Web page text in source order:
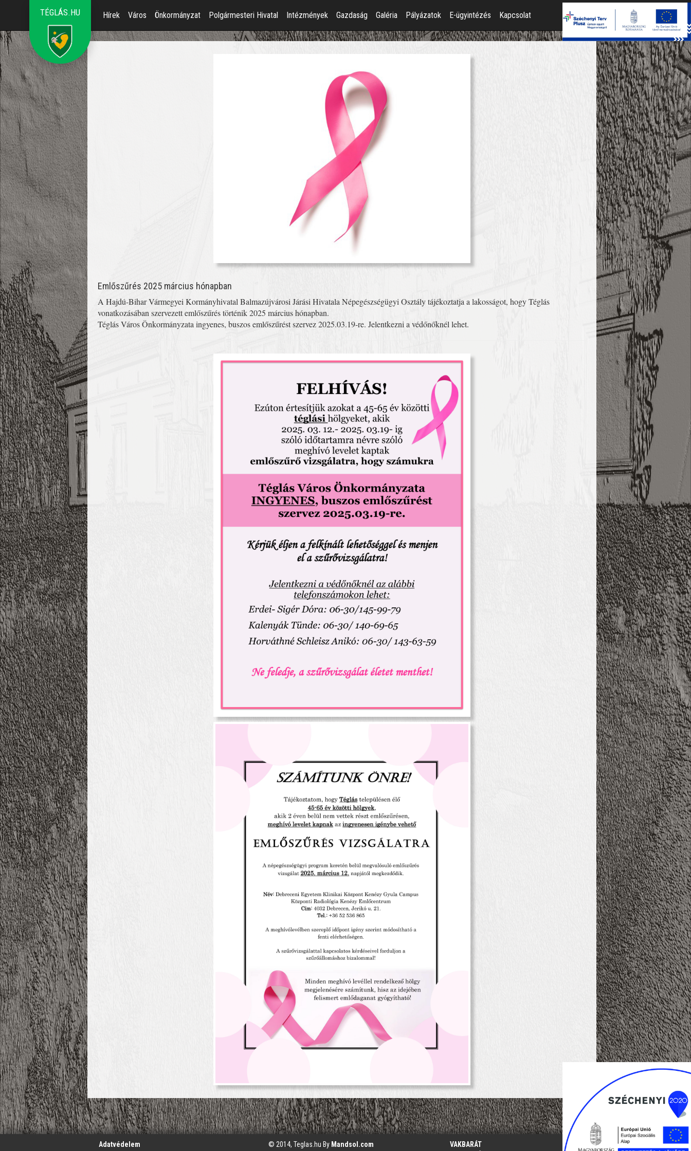
TÉGLÁS.HU Hírek Város Önkormányzat Polgármesteri Hivatal Intézmények Gazdaság Galéria Pályázatok E-ügyintézés Kapcsolat
Emlőszűrés 2025 március hónapban
A Hajdú-Bihar Vármegyei Kormányhivatal Balmazújvárosi Járási Hivatala Népegészségügyi Osztály tájékoztatja a lakosságot, hogy Téglás
vonatkozásában szervezett emlőszűrés történik 2025 március hónapban.
Téglás Város Önkormányzata ingyenes, buszos emlőszűrést szervez 2025.03.19-re. Jelentkezni a védőnőknél lehet.
';
Adatvédelem © 2014, Teglas.hu By Mandsol.com
VAKBARÁT